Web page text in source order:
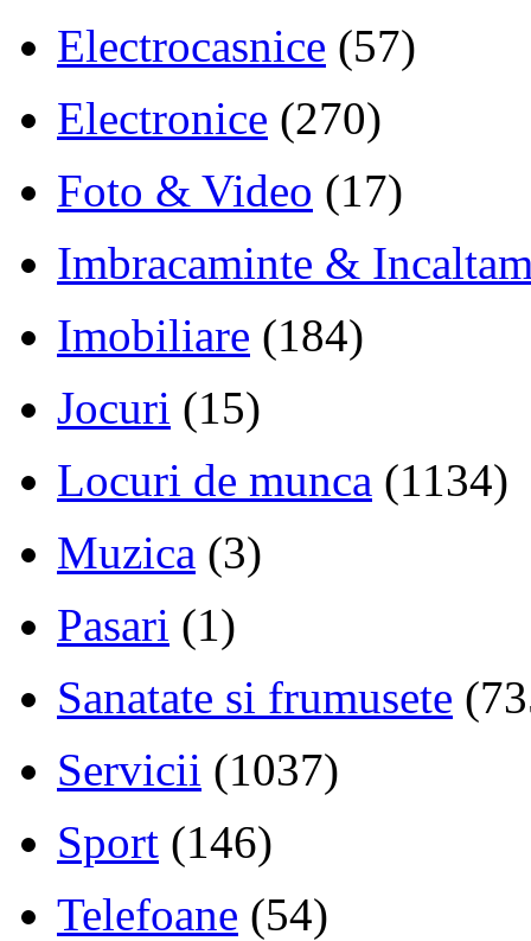
Electrocasnice (57)
Electronice (270)
Foto & Video (17)
Imbracaminte &
Imobiliare (184)
Jocuri (15)
Locuri de munca (1134)
Muzica (3)
Pasari (1)
Sanatate si frumusete
Servicii (1037)
Sport (146)
Telefoane (54)